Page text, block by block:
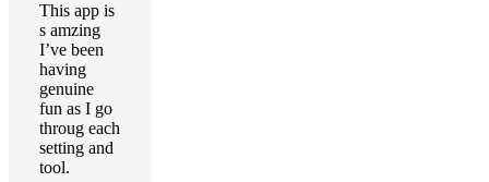
This app is
s amzing
I’ve been
having
genuine
fun as I go
throug each
setting and
tool.